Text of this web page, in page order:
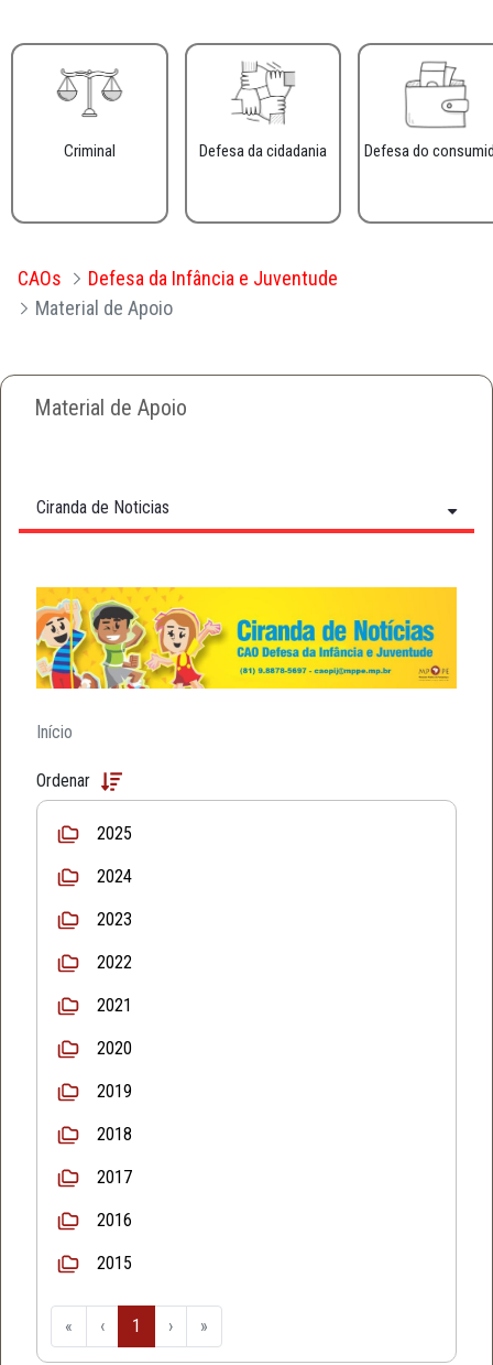
Criminal Defesa da cidadania Defesa do
CAOs
Defesa da Infância e Juventude
Material de Apoio
Material de Apoio
Ciranda de Noticias
Início
Ordenar
2025
2024
2023
2022
2021
2020
2019
2018
2017
2016
2015
« ‹ 1 › »